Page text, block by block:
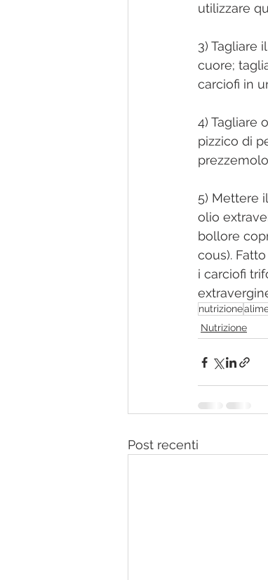
utilizzare
3) Tagliare
cuore;
carciofi in
4) Tagliare
pizzico di
5) Mettere
olio
bollore
cous).
i carciofi
nutrizione
Nutrizione
Post recenti